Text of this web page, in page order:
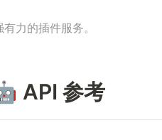
力的插件服务。
API 参考